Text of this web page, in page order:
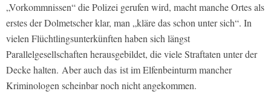
„Vorkommnissen“ die Polizei gerufen wird, macht manche Ortes als
erstes der Dolmetscher klar, man „kläre das schon unter sich“. In
vielen Flüchtlingsunterkünften haben sich längst
Parallelgesellschaften herausgebildet, die viele Straftaten unter der
Decke halten. Aber auch das ist im Elfenbeinturm mancher
Kriminologen scheinbar noch nicht angekommen.